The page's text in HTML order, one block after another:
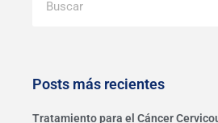
Posts más recientes
Tratamiento para el Cáncer